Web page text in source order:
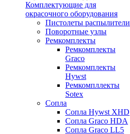
Комплектующие для
окрасочного оборудования
Пистолеты распылители
Поворотные узлы
Ремкомплекты
Ремкомплекты
Graco
Ремкомплекты
Hywst
Ремкомпллекты
Sotex
Сопла
Сопла Hywst XHD
Сопла Graco HDA
Сопла Graco LL5